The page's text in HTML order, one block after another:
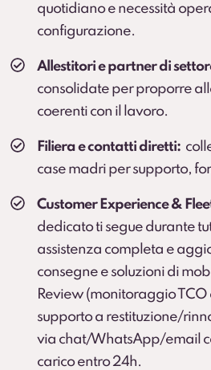
Protection Pack –
danni all’interno del vano di
soggette a usura chenon
Kasko.
Scopri di più
quotidiano e necessità
configurazione.
Allestitori e partner di
consolidate per proporre
coerenti con il lavoro.
Filiera e contatti diretti:
case madri per supporto,
Customer Experience &
dedicato ti segue durante
assistenza completa e
consegne e soluzioni di
Review (monitoraggio TCO
supporto a restituzione/
via chat/WhatsApp/email
carico entro 24h.